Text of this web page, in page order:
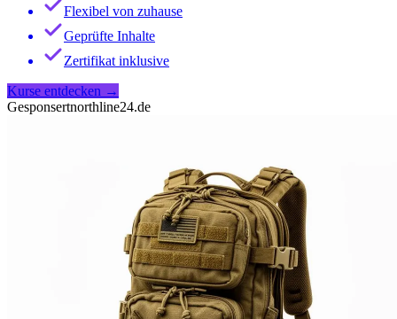
Flexibel von zuhause
Geprüfte Inhalte
Zertifikat inklusive
Kurse entdecken →
Gesponsertnorthline24.de